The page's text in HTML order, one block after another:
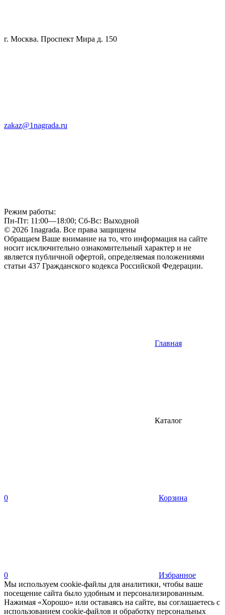
г. Москва. Проспект Мира д. 150
zakaz@1nagrada.ru
Режим работы:
Пн-Пт: 11:00—18:00; Сб-Вс: Выходной
© 2026 1nagrada. Все права защищены
Обращаем Ваше внимание на то, что информация на сайте
носит исключительно ознакомительный характер и не
является публичной офертой, определяемая положениями
статьи 437 Гражданского кодекса Российской Федерации.
Главная
Каталог
0 Корзина
0
Избранное
Мы используем cookie-файлы для аналитики, чтобы ваше
посещение сайта было удобным и персонализированным.
Нажимая «Хорошо» или оставаясь на сайте, вы соглашаетесь с
использованием cookie-файлов и обработку персональных